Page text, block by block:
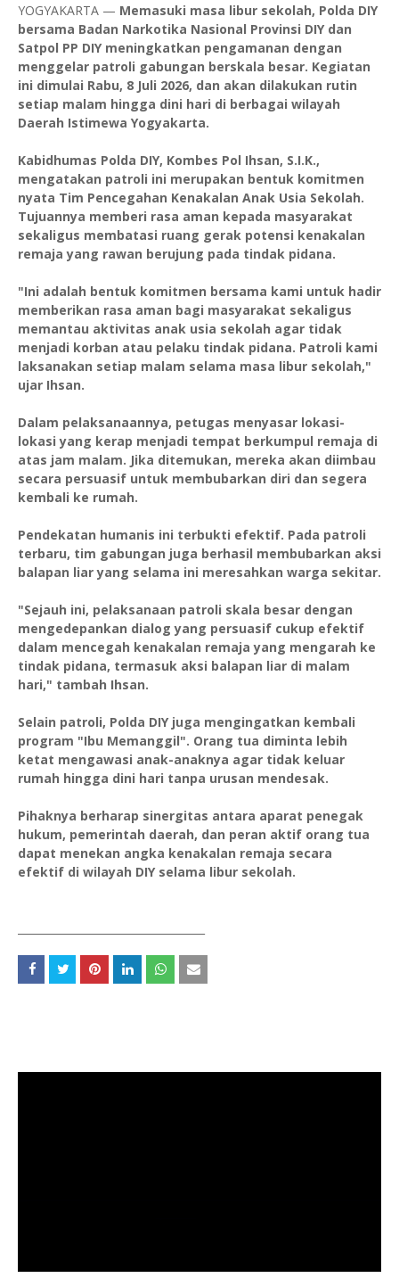
YOGYAKARTA — Memasuki masa libur sekolah, Polda DIY
bersama Badan Narkotika Nasional Provinsi DIY dan
Satpol PP DIY meningkatkan pengamanan dengan
menggelar patroli gabungan berskala besar. Kegiatan
ini dimulai Rabu, 8 Juli 2026, dan akan dilakukan rutin
setiap malam hingga dini hari di berbagai wilayah
Daerah Istimewa Yogyakarta.
Kabidhumas Polda DIY, Kombes Pol Ihsan, S.I.K.,
mengatakan patroli ini merupakan bentuk komitmen
nyata Tim Pencegahan Kenakalan Anak Usia Sekolah.
Tujuannya memberi rasa aman kepada masyarakat
sekaligus membatasi ruang gerak potensi kenakalan
remaja yang rawan berujung pada tindak pidana.
"Ini adalah bentuk komitmen bersama kami untuk hadir
memberikan rasa aman bagi masyarakat sekaligus
memantau aktivitas anak usia sekolah agar tidak
menjadi korban atau pelaku tindak pidana. Patroli kami
laksanakan setiap malam selama masa libur sekolah,"
ujar Ihsan.
Dalam pelaksanaannya, petugas menyasar lokasi-
lokasi yang kerap menjadi tempat berkumpul remaja di
atas jam malam. Jika ditemukan, mereka akan diimbau
secara persuasif untuk membubarkan diri dan segera
kembali ke rumah.
Pendekatan humanis ini terbukti efektif. Pada patroli
terbaru, tim gabungan juga berhasil membubarkan aksi
balapan liar yang selama ini meresahkan warga sekitar.
"Sejauh ini, pelaksanaan patroli skala besar dengan
mengedepankan dialog yang persuasif cukup efektif
dalam mencegah kenakalan remaja yang mengarah ke
tindak pidana, termasuk aksi balapan liar di malam
hari," tambah Ihsan.
Selain patroli, Polda DIY juga mengingatkan kembali
program "Ibu Memanggil". Orang tua diminta lebih
ketat mengawasi anak-anaknya agar tidak keluar
rumah hingga dini hari tanpa urusan mendesak.
Pihaknya berharap sinergitas antara aparat penegak
hukum, pemerintah daerah, dan peran aktif orang tua
dapat menekan angka kenakalan remaja secara
efektif di wilayah DIY selama libur sekolah.